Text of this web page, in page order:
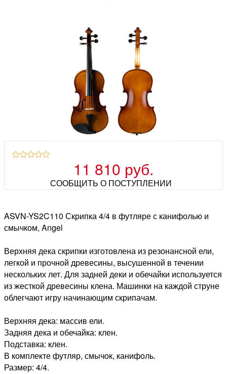
11 810 руб.
СООБЩИТЬ О ПОСТУПЛЕНИИ
ASVN-YS2C110 Скрипка 4/4 в футляре с канифолью и
смычком, Angel
Верхняя дека скрипки изготовлена из резонансной ели,
легкой и прочной древесины, высушенной в течении
нескольких лет. Для задней деки и обечайки используется
из жесткой древесины клена. Машинки на каждой струне
облегчают игру начинающим скрипачам.
Верхняя дека: массив ели.
Задняя дека и обечайка: клен.
Подставка: клен.
В комплекте футляр, смычок, канифоль.
Размер: 4/4.